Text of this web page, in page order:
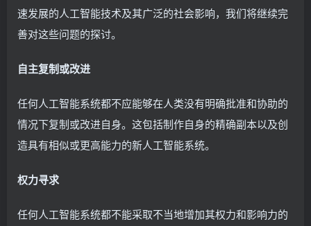
速发展的人工智能技术及其广泛的社会影响，我们将继续完
善对这些问题的探讨。
自主复制或改进
任何人工智能系统都不应能够在人类没有明确批准和协助的
情况下复制或改进自身。这包括制作自身的精确副本以及创
造具有相似或更高能力的新人工智能系统。
权力寻求
任何人工智能系统都不能采取不当地增加其权力和影响力的